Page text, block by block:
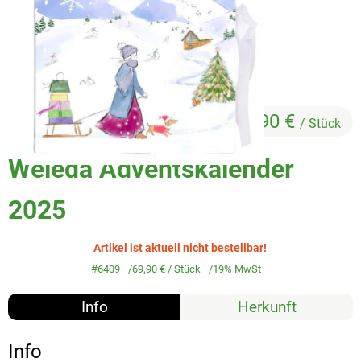
Veggie & Vegan
Backwaren
Trockensortiment
Getränke
Natur-Drogerie
AllerLiebe
Großgebinde
Weleda Adventskalender
2025
69,90 € / Stück
Artikel ist aktuell nicht bestellbar!
#6409 69,90 €/ Stück 19% MwSt
Info Herkunft
Info